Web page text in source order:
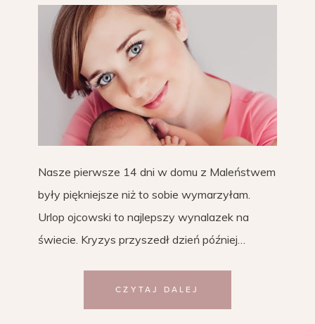
Nasze pierwsze 14 dni w domu z Maleństwem
były piękniejsze niż to sobie wymarzyłam.
Urlop ojcowski to najlepszy wynalazek na
świecie. Kryzys przyszedł dzień później…
CZYTAJ DALEJ